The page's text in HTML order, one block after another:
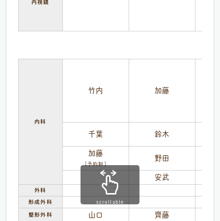
内視鏡
内科
竹内 加藤
千葉 鈴木
加藤
[予約制]
野田
安武
外科
形成外科
整形外科 山口 齊藤
scrollable